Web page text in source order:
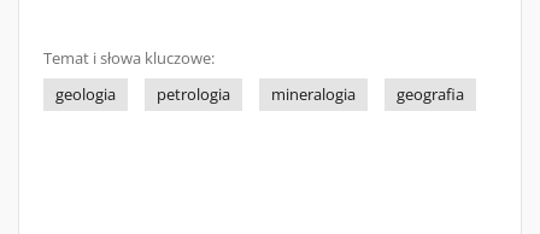
Temat i słowa kluczowe:
geologia
petrologia mineralogia geografia